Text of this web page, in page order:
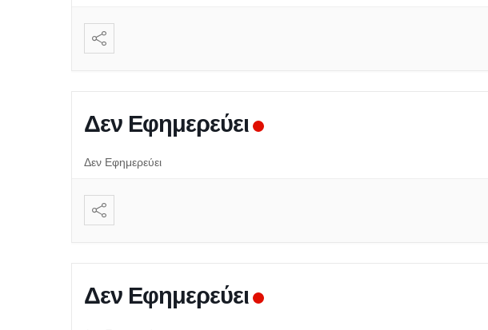
Δεν Εφημερεύει
Δεν Εφημερεύει
Δεν Εφημερεύει